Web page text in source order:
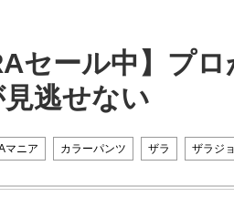
セール中】プ
逃せない
マニア カラーパンツ ザラ ザラジ